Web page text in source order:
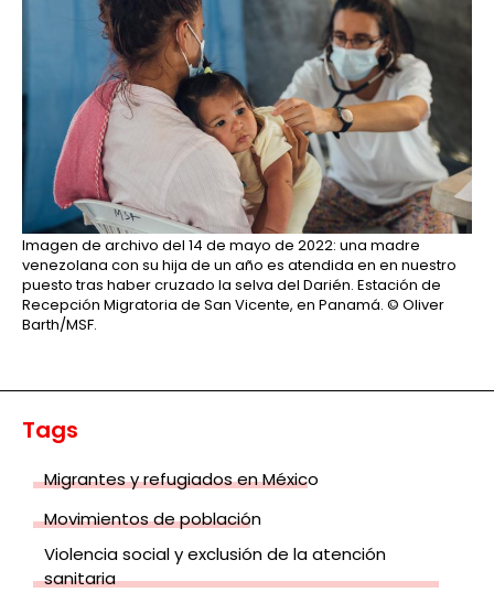
Imagen de archivo del 14 de mayo de 2022: una madre
venezolana con su hija de un año es atendida en en nuestro
puesto tras haber cruzado la selva del Darién. Estación de
Recepción Migratoria de San Vicente, en Panamá. © Oliver
Barth/MSF.
Tags
Migrantes y refugiados en México
Movimientos de población
Violencia social y exclusión de la atención
sanitaria